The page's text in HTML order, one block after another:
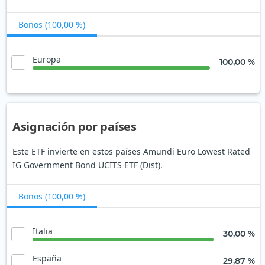
Bonos (100,00 %)
Europa 100,00 %
Asignación por países
Este ETF invierte en estos países Amundi Euro Lowest Rated
IG Government Bond UCITS ETF (Dist).
Bonos (100,00 %)
Italia 30,00 %
España 29,87 %